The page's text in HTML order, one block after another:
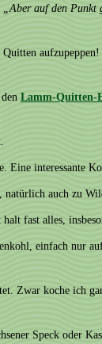
„Aber auf den Punkt
Lamm-Quitten-
Eine interessante
natürlich auch zu
fast alles,
einfach nur
Zwar koche ich
Speck oder